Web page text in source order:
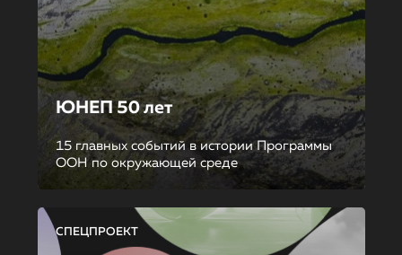
ЮНЕП 50 лет
15 главных событий в истории Программы
ООН по окружающей среде
СПЕЦПРОЕКТ